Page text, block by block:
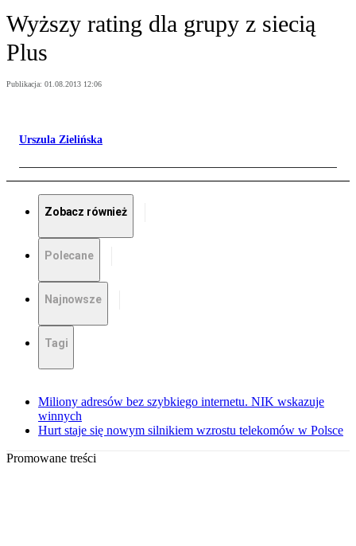
Wyższy rating dla grupy z siecią
Plus
Publikacja: 01.08.2013 12:06
Urszula Zielińska
Zobacz również
Polecane
Najnowsze
Tagi
Miliony adresów bez szybkiego internetu. NIK wskazuje
winnych
Hurt staje się nowym silnikiem wzrostu telekomów w Polsce
Promowane treści